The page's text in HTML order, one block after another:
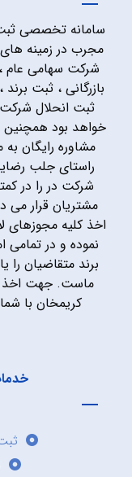
سامانه تخصصی
مجرب در زمینه
شرکت سهامی
بازرگانی ، ثبت
ثبت انحلال شرکت
خواهد بود
مشاوره رایگان
راستای جلب
شرکت در را در
مشتریان قرار
اخذ کلیه مجوزهای
نموده و در
برند متقاضیان
ماست. جهت اخذ
کریمخان با شماره ۰۲۱۸۷۱۴۶ تماس حاصل